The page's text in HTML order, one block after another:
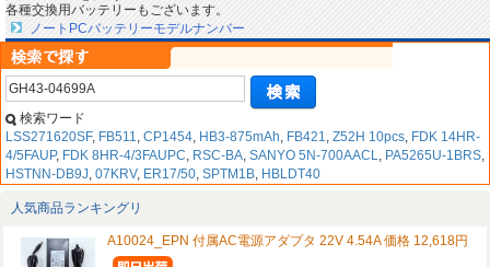
各種交換用バッテリーもございます。
ノートPCバッテリーモデルナンバー
検索ワード
LSS271620SF, FB511, CP1454, HB3-875mAh, FB421, Z52H 10pcs, FDK 14HR-
4/5FAUP, FDK 8HR-4/3FAUPC, RSC-BA, SANYO 5N-700AACL, PA5265U-1BRS,
HSTNN-DB9J, 07KRV, ER17/50, SPTM1B, HBLDT40
人気商品ランキングリ
A10024_EPN 付属AC電源アダプタ 22V 4.54A 価格 12,618円